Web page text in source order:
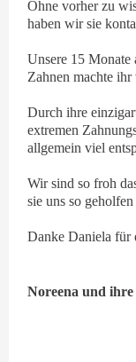
Ohne vorher zu
haben wir sie
Unsere 15 Monate
Zahnen machte
Durch ihre
extremen
allgemein viel
Wir sind so froh
sie uns so geholfen
Danke Daniela für
Noreena und